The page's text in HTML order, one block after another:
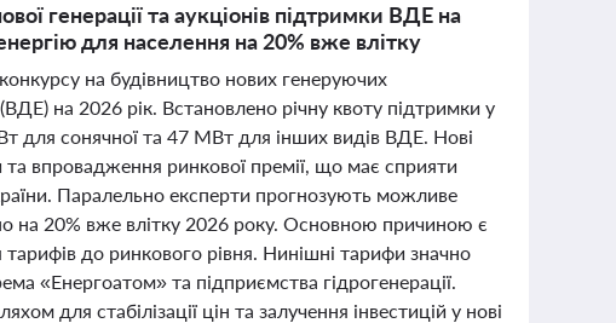
генерації та аукціонів підтримки ВДЕ на
для населення на 20% вже влітку
на будівництво нових генеруючих
на 2026 рік. Встановлено річну квоту підтримки у
для сонячної та 47 МВт для інших видів ВДЕ. Нові
впровадження ринкової премії, що має сприяти
Паралельно експерти прогнозують можливе
на 20% вже влітку 2026 року. Основною причиною є
до ринкового рівня. Нинішні тарифи значно
«Енергоатом» та підприємства гідрогенерації.
для стабілізації цін та залучення інвестицій у нові